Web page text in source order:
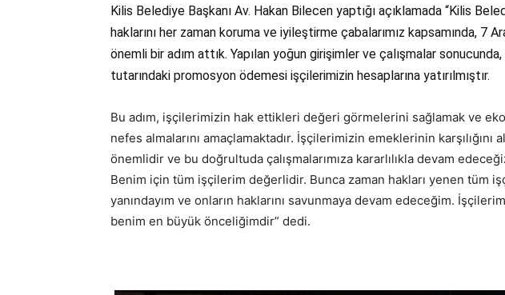
Kilis Belediye Başkanı Av. Hakan Bilecen yaptığı açıklamada “Kilis
haklarını her zaman koruma ve iyileştirme çabalarımız kapsamında, 7
önemli bir adım attık. Yapılan yoğun girişimler ve çalışmalar
tutarındaki promosyon ödemesi işçilerimizin hesaplarına yatırılmıştır.
Bu adım, işçilerimizin hak ettikleri değeri görmelerini sağlamak ve
nefes almalarını amaçlamaktadır. İşçilerimizin emeklerinin karşılığını
önemlidir ve bu doğrultuda çalışmalarımıza kararlılıkla devam
Benim için tüm işçilerim değerlidir. Bunca zaman hakları yenen tüm
yanındayım ve onların haklarını savunmaya devam edeceğim.
benim en büyük önceliğimdir” dedi.